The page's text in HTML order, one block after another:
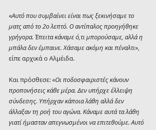
«Αυτό που συμβαίνει είναι πως ξεκινήσαμε το
ματς από το 2ο λεπτό. Ο αντίπαλος προηγήθηκε
γρήγορα. Έπειτα κάναμε ό,τι μπορούσαμε, αλλά η
μπάλα δεν έμπαινε. Χάσαμε ακόμη και πέναλτι»,
είπε αρχικά ο Αλμέιδα.
Και πρόσθεσε: «Οι ποδοσφαιριστές κάνουν
προπονήσεις κάθε μέρα. Δεν υπήρχε έλλειψη
σύνδεσης. Υπήρχαν κάποια λάθη αλλά δεν
άλλαξαν τη ροή του αγώνα. Κάναμε αυτά τα λάθη
γιατί ήμασταν απεγνωσμένοι να επιτεθούμε. Αυτό